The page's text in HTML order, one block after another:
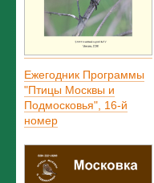
Ежегодник Программы
"Птицы Москвы и
Подмосковья", 16-й
номер